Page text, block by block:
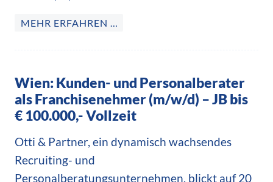
MEHR ERFAHREN …
Wien: Kunden- und Personalberater
als Franchisenehmer (m/w/d) – JB bis
€ 100.000,- Vollzeit
Otti & Partner, ein dynamisch wachsendes
Recruiting- und
Personalberatungsunternehmen, blickt auf 20